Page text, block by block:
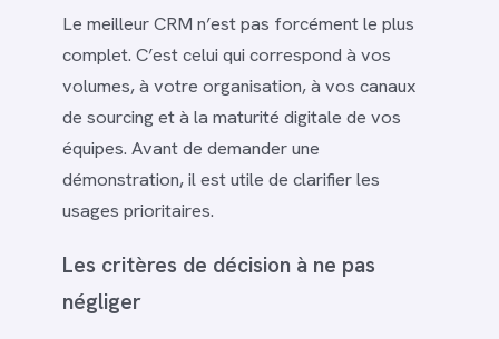
Le meilleur CRM n’est pas forcément le plus
complet. C’est celui qui correspond à vos
volumes, à votre organisation, à vos canaux
de sourcing et à la maturité digitale de vos
équipes. Avant de demander une
démonstration, il est utile de clarifier les
usages prioritaires.
Les critères de décision à ne pas
négliger